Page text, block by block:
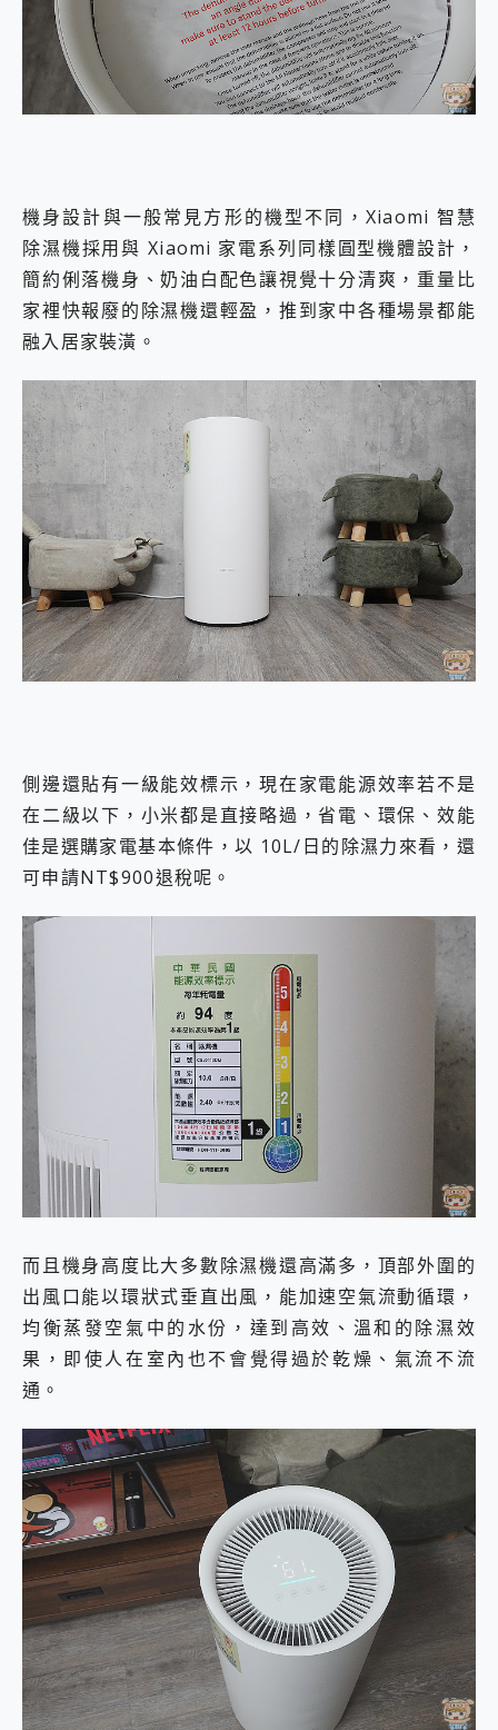
機身設計與一般常見方形的機型不同，Xiaomi 智慧
除濕機採用與 Xiaomi 家電系列同樣圓型機體設計，
簡約俐落機身、奶油白配色讓視覺十分清爽，重量比
家裡快報廢的除濕機還輕盈，推到家中各種場景都能
融入居家裝潢。
側邊還貼有一級能效標示，現在家電能源效率若不是
在二級以下，小米都是直接略過，省電、環保、效能
佳是選購家電基本條件，以 10L/日的除濕力來看，還
可申請NT$900退稅呢。
而且機身高度比大多數除濕機還高滿多，頂部外圍的
出風口能以環狀式垂直出風，能加速空氣流動循環，
均衡蒸發空氣中的水份，達到高效、溫和的除濕效
果，即使人在室內也不會覺得過於乾燥、氣流不流
通。